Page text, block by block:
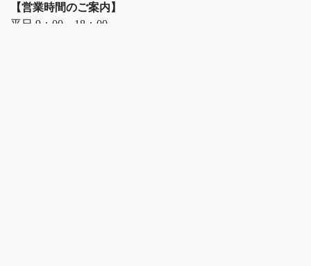
【営業時間のご案内】
平日 9：00～18：00